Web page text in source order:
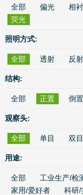
全部 偏光 相衬
荧光
照明方式:
全部 透射 反射
结构:
全部 正置 倒置
观察头:
全部 单目 双目
用途:
全部 工业生产/检
家用/爱好者
科研/